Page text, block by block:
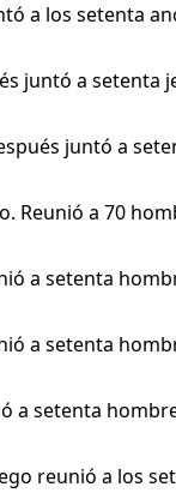
a los setenta
juntó a setenta
juntó a
Reunió a 70
a setenta
a setenta
a setenta
reunió a los